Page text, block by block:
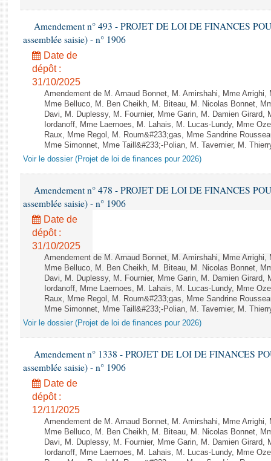
Amendement n° 493 - PROJET DE LOI DE FINANCES
assemblée saisie) - n° 1906
Date de
dépôt :
31/10/2025
Amendement de M. Arnaud Bonnet, M. Amirshahi, Mme
Mme Belluco, M. Ben Cheikh, M. Biteau, M. Nicolas Bonnet,
Davi, M. Duplessy, M. Fournier, Mme Garin, M. Damien Girard,
Iordanoff, Mme Laernoes, M. Lahais, M. Lucas-Lundy, Mme
Raux, Mme Regol, M. Roum&#233;gas, Mme Sandrine
Mme Simonnet, Mme Taill&#233;-Polian, M. Tavernier, M.
Voir le dossier (Projet de loi de finances pour 2026)
Amendement n° 478 - PROJET DE LOI DE FINANCES
assemblée saisie) - n° 1906
Date de
dépôt :
31/10/2025
Amendement de M. Arnaud Bonnet, M. Amirshahi, Mme
Mme Belluco, M. Ben Cheikh, M. Biteau, M. Nicolas Bonnet,
Davi, M. Duplessy, M. Fournier, Mme Garin, M. Damien Girard,
Iordanoff, Mme Laernoes, M. Lahais, M. Lucas-Lundy, Mme
Raux, Mme Regol, M. Roum&#233;gas, Mme Sandrine
Mme Simonnet, Mme Taill&#233;-Polian, M. Tavernier, M.
Voir le dossier (Projet de loi de finances pour 2026)
Amendement n° 1338 - PROJET DE LOI DE FINANCES
assemblée saisie) - n° 1906
Date de
dépôt :
12/11/2025
Amendement de M. Arnaud Bonnet, M. Amirshahi, Mme
Mme Belluco, M. Ben Cheikh, M. Biteau, M. Nicolas Bonnet,
Davi, M. Duplessy, M. Fournier, Mme Garin, M. Damien Girard,
Iordanoff, Mme Laernoes, M. Lahais, M. Lucas-Lundy, Mme